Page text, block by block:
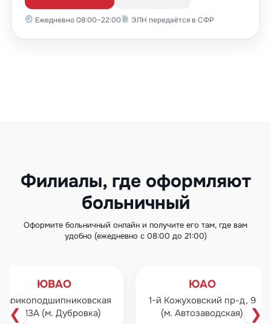
Ежедневно 08:00–22:00 ЭЛН передаётся в СФР
Филиалы, где оформляют
больничный
Оформите больничный онлайн и получите его там, где вам
удобно (ежедневно с 08:00 до 21:00)
❮
пр-д, 9
ул. Профсоюзная, 27, к.1
(м. Профсоюзная)
❯